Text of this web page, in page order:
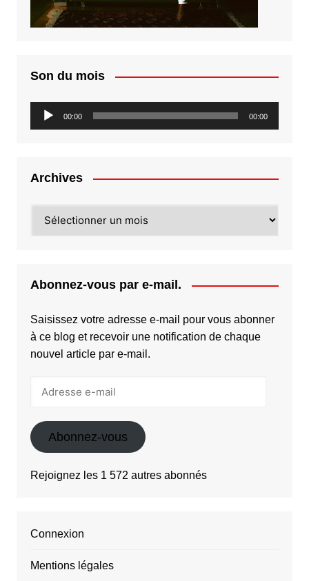
Son du mois
Lecteur
audio
00:00 00:00
Archives
Abonnez-vous par e-mail.
Saisissez votre adresse e-mail pour vous abonner
à ce blog et recevoir une notification de chaque
nouvel article par e-mail.
Abonnez-vous
Rejoignez les 1 572 autres abonnés
Connexion
Mentions légales